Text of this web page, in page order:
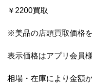
￥2200買取
※美品の店頭買取価格
表示価格はアプリ会員
相場・在庫により金額